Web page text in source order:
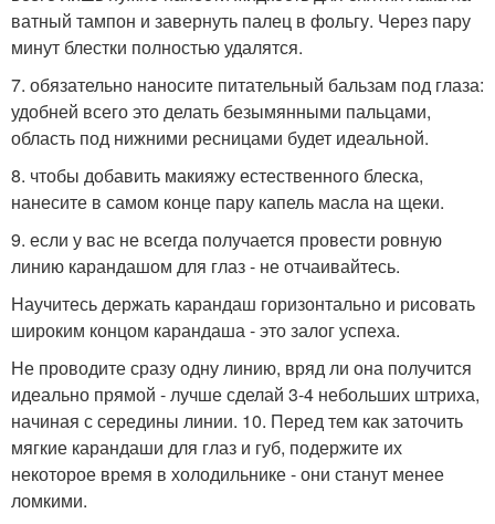
ватный тампон и завернуть палец в фольгу. Через пару
минут блестки полностью удалятся.
7. обязательно наносите питательный бальзам под глаза:
удобней всего это делать безымянными пальцами,
область под нижними ресницами будет идеальной.
8. чтобы добавить макияжу естественного блеска,
нанесите в самом конце пару капель масла на щеки.
9. если у вас не всегда получается провести ровную
линию карандашом для глаз - не отчаивайтесь.
Научитесь держать карандаш горизонтально и рисовать
широким концом карандаша - это залог успеха.
Не проводите сразу одну линию, вряд ли она получится
идеально прямой - лучше сделай 3-4 небольших штриха,
начиная с середины линии. 10. Перед тем как заточить
мягкие карандаши для глаз и губ, подержите их
некоторое время в холодильнике - они станут менее
ломкими.